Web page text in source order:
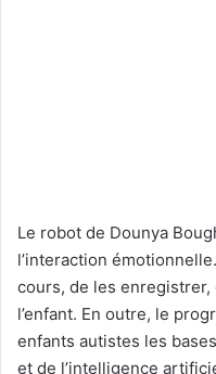
Le robot de Dounya
l’interaction
cours, de les
l’enfant. En outre, le
enfants autistes les
et de l’intelligence